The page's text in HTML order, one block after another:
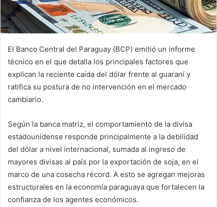
l
El Banco Central del Paraguay (BCP) emitió un informe
técnico en el que detalla los principales factores que
explican la reciente caída del dólar frente al guaraní y
ratifica su postura de no intervención en el mercado
cambiario.
Según la banca matriz, el comportamiento de la divisa
estadounidense responde principalmente a la debilidad
del dólar a nivel internacional, sumada al ingreso de
mayores divisas al país por la exportación de soja, en el
marco de una cosecha récord. A esto se agregan mejoras
estructurales en la economía paraguaya que fortalecen la
confianza de los agentes económicos.